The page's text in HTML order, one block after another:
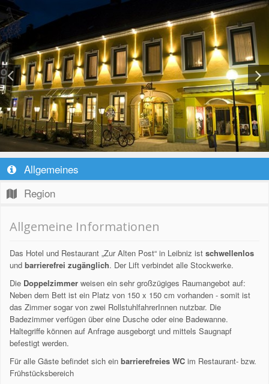
Allgemeines
Region
Allgemeine Informationen
Das Hotel und Restaurant „Zur Alten Post“ in Leibniz ist schwellenlos
und barrierefrei zugänglich. Der Lift verbindet alle Stockwerke.
Die Doppelzimmer weisen ein sehr großzügiges Raumangebot auf:
Neben dem Bett ist ein Platz von 150 x 150 cm vorhanden - somit ist
das Zimmer sogar von zwei RollstuhlfahrerInnen nutzbar. Die
Badezimmer verfügen über eine Dusche oder eine Badewanne.
Haltegriffe können auf Anfrage ausgeborgt und mittels Saugnapf
befestigt werden.
Für alle Gäste befindet sich ein barrierefreies WC im Restaurant- bzw.
Frühstücksbereich